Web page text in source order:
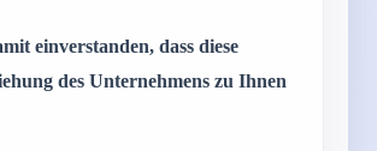
einverstanden, dass diese
des Unternehmens zu Ihnen